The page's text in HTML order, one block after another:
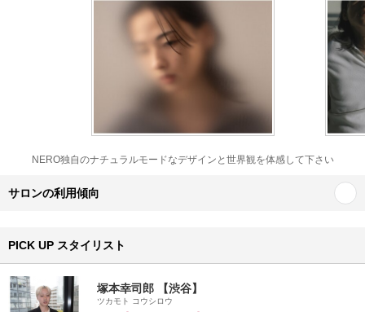
NERO独自のナチュラルモードなデザインと世界観を体感して下さい
サロンの利用傾向
PICK UP スタイリスト
塚本幸司郎 【渋谷】
ツカモト コウシロウ